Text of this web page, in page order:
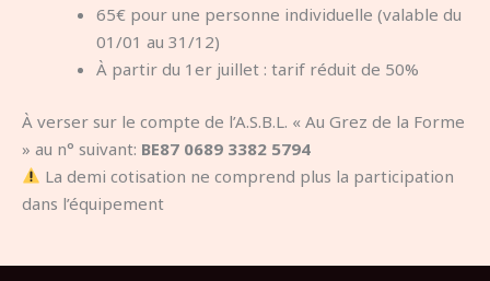
65€ pour une personne individuelle (valable du
01/01 au 31/12)
À partir du 1er juillet : tarif réduit de 50%
À verser sur le compte de l’A.S.B.L. « Au Grez de la Forme
» au n° suivant: BE87 0689 3382 5794
La demi cotisation ne comprend plus la participation
dans l’équipement